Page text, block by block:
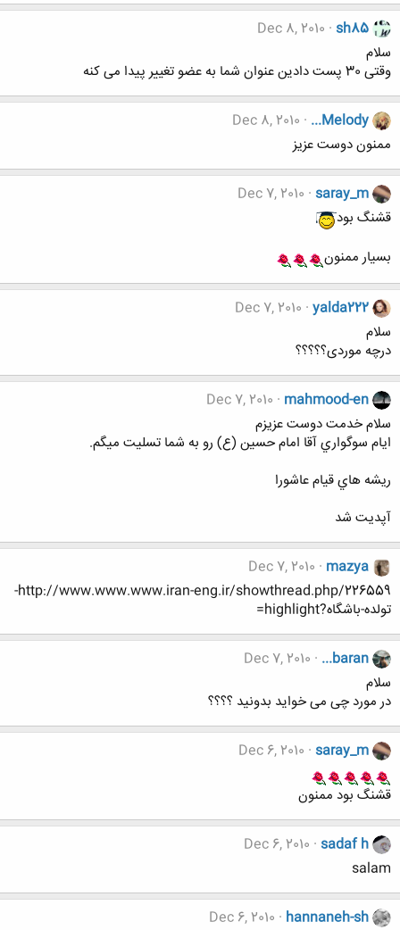
sh85
Dec 8, 2010
سلام
وقتی 30 پست دادین عنوان شما به عضو تغییر پیدا می کنه
...Melody
Dec 8, 2010
ممنون دوست عزيز
saray_m
Dec 7, 2010
قشنگ بود
بسیار ممنون
yalda222
Dec 7, 2010
سلام
درچه موردی؟؟؟؟؟
mahmood-en
Dec 7, 2010
سلام خدمت دوست عزيزم
ايام سوگواري آقا امام حسين (ع) رو به شما تسليت ميگم.
ريشه هاي قيام عاشورا
آپديت شد
mazya
Dec 7, 2010
http://www.www.www.iran-eng.ir/showthread.php/226559-
تولده-باشگاه?highlight=
...baran
Dec 7, 2010
سلام
در مورد چی می خواید بدونید ؟؟؟؟
saray_m
Dec 6, 2010
قشنگ بود ممنون
sadaf h
Dec 6, 2010
salam
hannaneh-sh
Dec 6, 2010